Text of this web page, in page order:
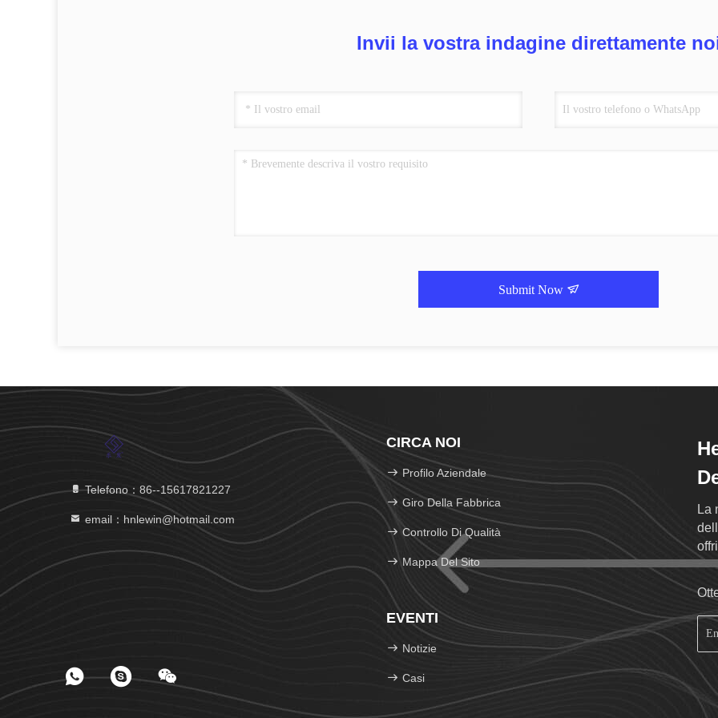
Invii la vostra indagine direttamente
Submit Now
Telefono：86--15617821227
email：hnlewin@hotmail.com
CIRCA NOI
Profilo Aziendale
Giro Della Fabbrica
Controllo Di Qualità
Mappa Del Sito
EVENTI
Notizie
Casi
La